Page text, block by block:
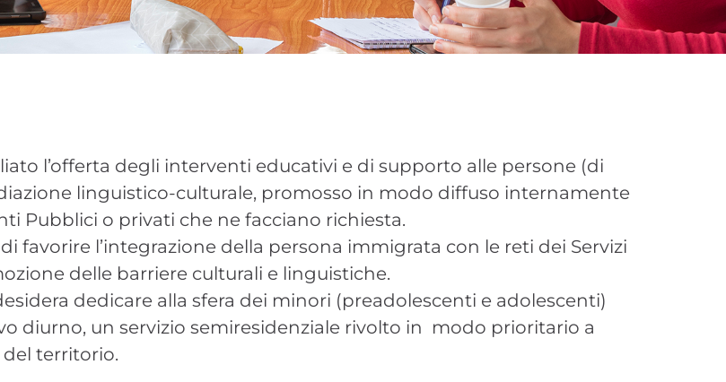
l’offerta degli interventi educativi e di supporto alle persone (di
linguistico-culturale, promosso in modo diffuso internamente
Pubblici o privati che ne facciano richiesta.
favorire l’integrazione della persona immigrata con le reti dei Servizi
delle barriere culturali e linguistiche.
dedicare alla sfera dei minori (preadolescenti e adolescenti)
diurno, un servizio semiresidenziale rivolto in modo prioritario a
del territorio.